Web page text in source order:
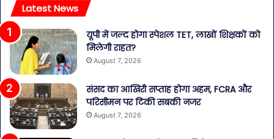
Latest News
यूपी में जल्द होगा स्पेशल TET, लाखों शिक्षकों को
मिलेगी राहत?
August 7, 2026
संसद का आखिरी सप्ताह होगा अहम, FCRA और
परिसीमन पर टिकी सबकी नजर
August 7, 2026